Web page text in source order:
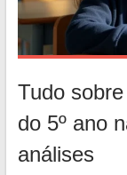
Tudo
do 5º ano
análises